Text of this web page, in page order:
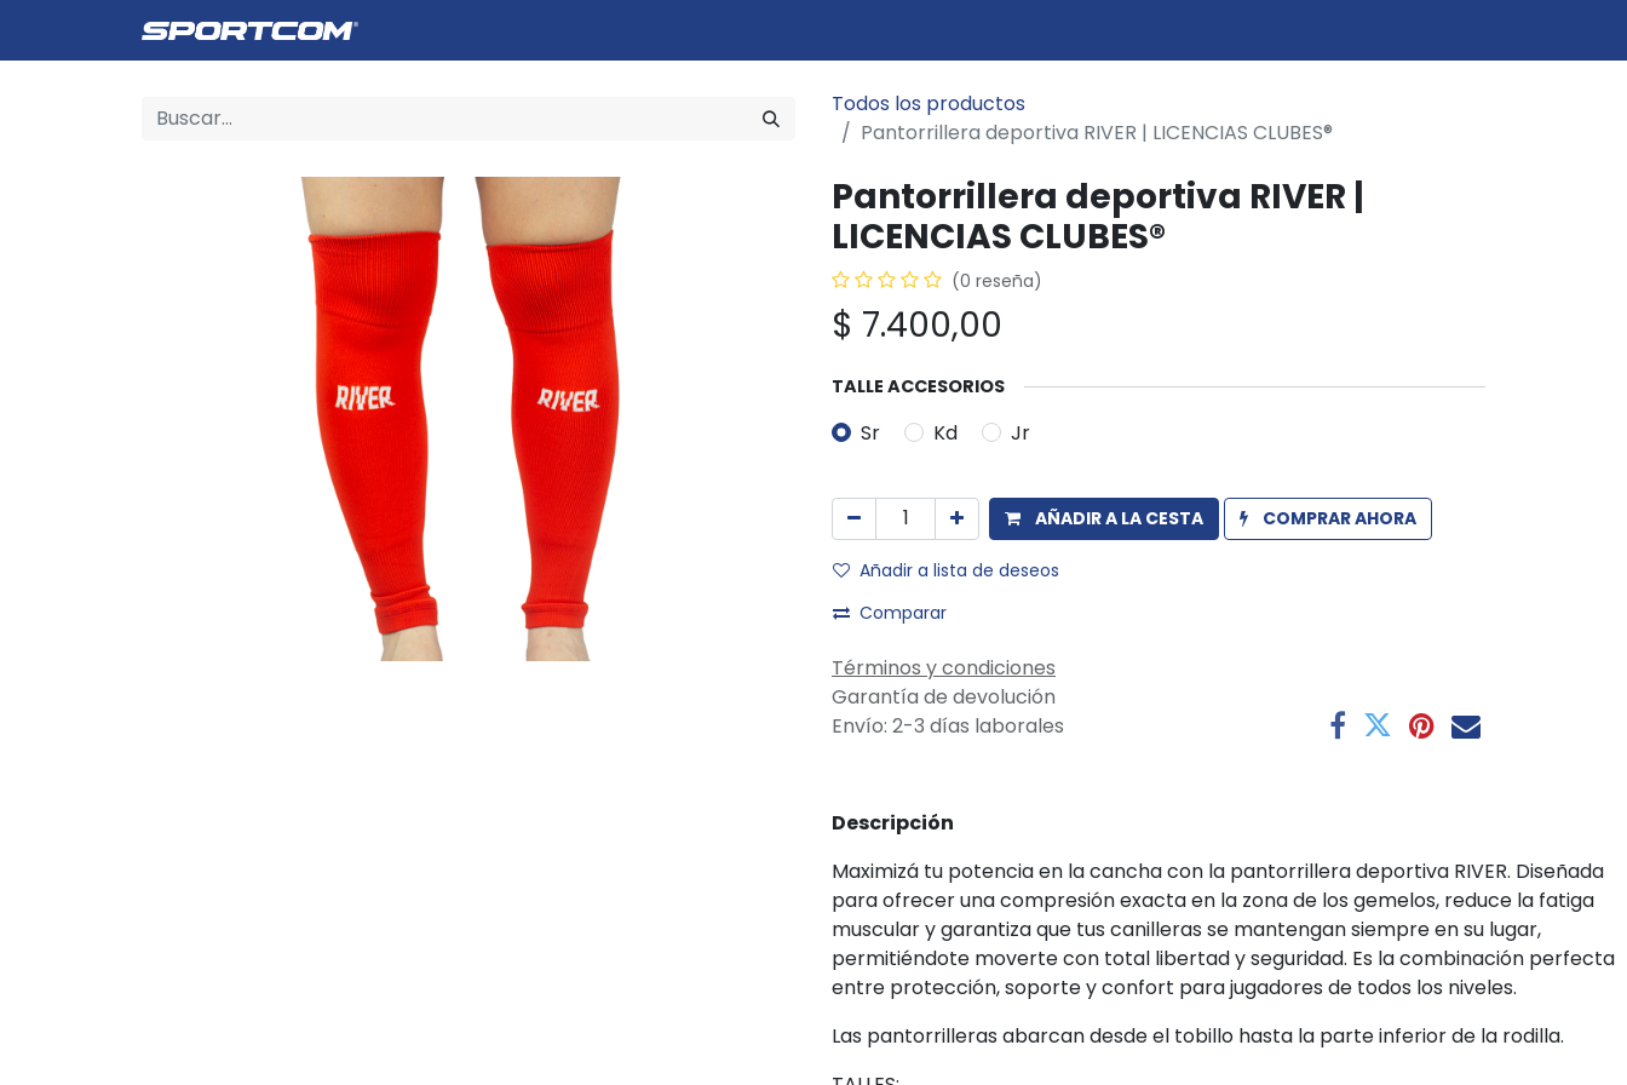
Todos los productos
Pantorrillera deportiva RIVER | LICENCIAS CLUBES®
Pantorrillera deportiva RIVER |
LICENCIAS CLUBES®
(0 reseña)
$ 7.400,00
TALLE ACCESORIOS
Sr Kd Jr
AÑADIR A LA CESTA COMPRAR AHORA
Añadir a lista de deseos
Comparar
Términos y condiciones
Garantía de devolución
Envío: 2-3 días laborales
Descripción
Maximizá tu potencia en la cancha con la pantorrillera deportiva RIVER. Diseñada
para ofrecer una compresión exacta en la zona de los gemelos, reduce la fatiga
muscular y garantiza que tus canilleras se mantengan siempre en su lugar,
permitiéndote moverte con total libertad y seguridad. Es la combinación perfecta
entre protección, soporte y confort para jugadores de todos los niveles.
Las pantorrilleras abarcan desde el tobillo hasta la parte inferior de la rodilla.